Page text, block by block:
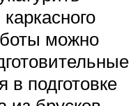
можно
в подготовке